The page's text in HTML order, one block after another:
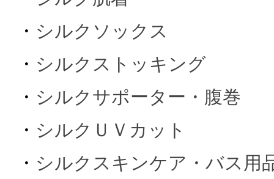
・ シルクソックス
・ シルクストッキング
・ シルクサポーター・腹巻
・ シルクＵＶカット
・ シルクスキンケア・バス用